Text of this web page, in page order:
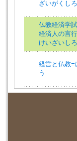
ざいがくし
仏教経済学
経済人の言
けいざいし
経営と仏教=
う